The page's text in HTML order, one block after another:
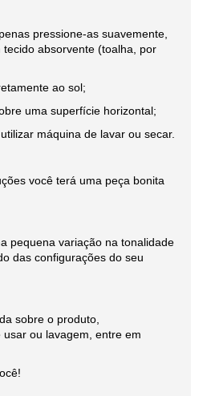
pressione-as suavemente,
absorvente (toalha, por
ao sol;
uma superfície horizontal;
máquina de lavar ou secar.
você terá uma peça bonita
pequena variação na tonalidade
das configurações do seu
sobre o produto,
ou lavagem, entre em